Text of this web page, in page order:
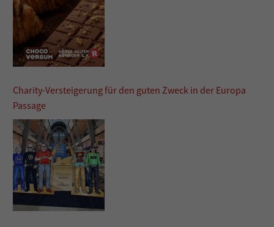
Charity-Versteigerung für den guten Zweck in der Europa
Passage